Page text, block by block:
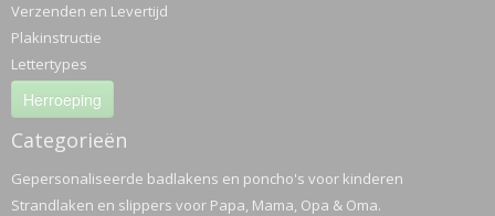
Verzenden en Levertijd
Plakinstructie
Lettertypes
Herroeping
Categorieën
Gepersonaliseerde badlakens en poncho's voor kinderen
Strandlaken en slippers voor Papa, Mama, Opa & Oma.